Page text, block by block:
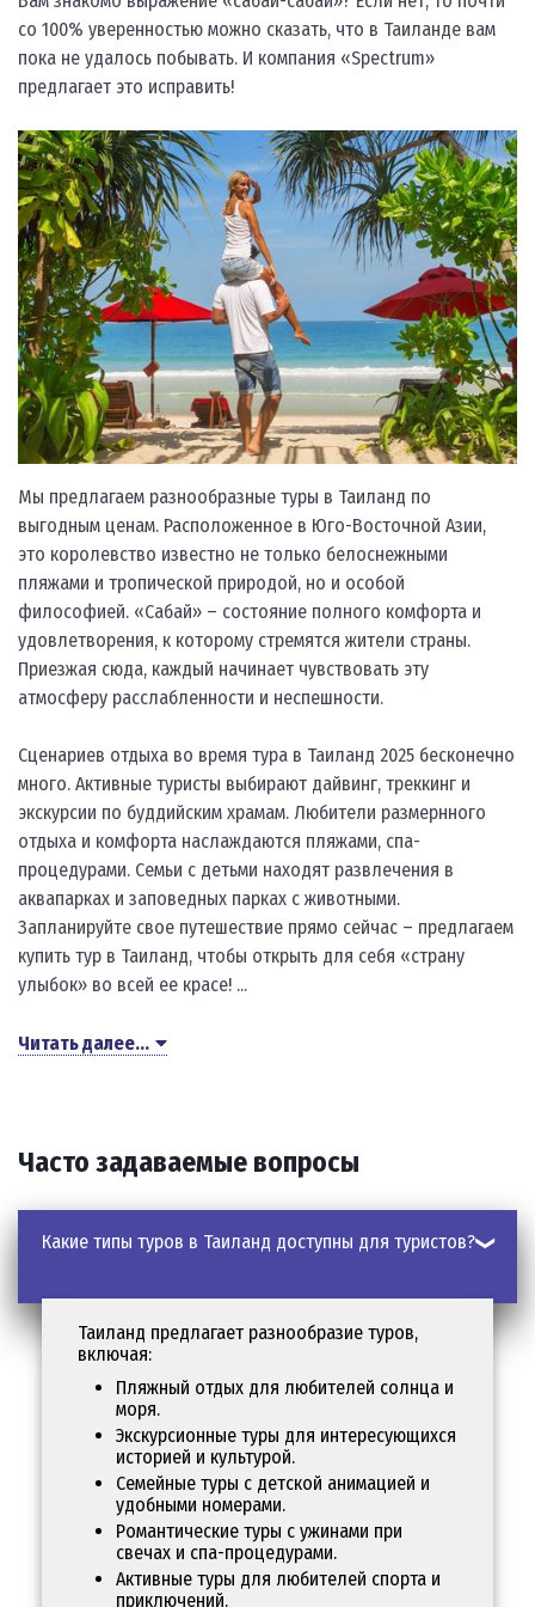
со 100% уверенностью можно сказать, что в Таиланде вам
пока не удалось побывать. И компания «Spectrum»
предлагает это исправить!
Мы предлагаем разнообразные туры в Таиланд по
выгодным ценам. Расположенное в Юго-Восточной Азии,
это королевство известно не только белоснежными
пляжами и тропической природой, но и особой
философией. «Сабай» – состояние полного комфорта и
удовлетворения, к которому стремятся жители страны.
Приезжая сюда, каждый начинает чувствовать эту
атмосферу расслабленности и неспешности.
Сценариев отдыха во время тура в Таиланд 2025 бесконечно
много. Активные туристы выбирают дайвинг, треккинг и
экскурсии по буддийским храмам. Любители размернного
отдыха и комфорта наслаждаются пляжами, спа-
процедурами. Семьи с детьми находят развлечения в
аквапарках и заповедных парках с животными.
Запланируйте свое путешествие прямо сейчас – предлагаем
купить тур в Таиланд, чтобы открыть для себя «страну
улыбок» во всей ее красе! ...
Читать далее...
Таиланд расположен в Юго-Восточной Азии и граничит с
Климат – тропический, с тремя сезонами:
Сезон дождей(июнь–октябрь) – тропические ливни
Прохладный сезон(ноябрь–февраль) – комфортные
Лучшее время для поездки в тур в Таиланд – с ноября по
Лучшие курорты и развлечения
сердце Таиланда
Столица страны – динамичный мегаполис с уникальным
Часто задаваемые вопросы
Какие типы туров в Таиланд доступны для туристов?
Таиланд предлагает разнообразие туров,
включая:
Пляжный отдых для любителей солнца и
моря.
Экскурсионные туры для интересующихся
историей и культурой.
Семейные туры с детской анимацией и
удобными номерами.
Романтические туры с ужинами при
свечах и спа-процедурами.
Активные туры для любителей спорта и
приключений.